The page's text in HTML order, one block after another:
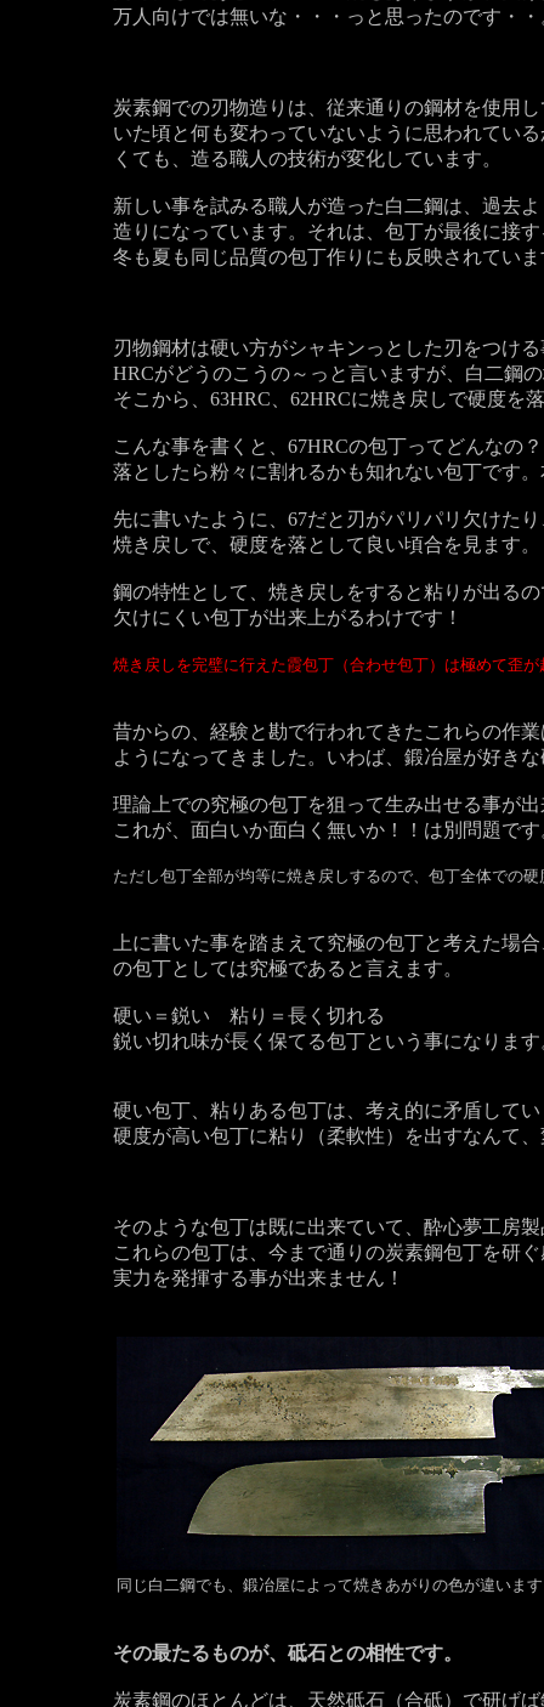
万人向けでは無いな・・・っと思ったのです・
炭素鋼での刃物造りは、従来通りの鋼材を使用
いた頃と何も変わっていないように思われてい
くても、造る職人の技術が変化しています。
新しい事を試みる職人が造った白二鋼は、過去
造りになっています。それは、包丁が最後に接
冬も夏も同じ品質の包丁作りにも反映されてい
刃物鋼材は硬い方がシャキンっとした刃をつけ
HRCがどうのこうの～っと言いますが、白二鋼
そこから、63HRC、62HRCに焼き戻しで硬度を
こんな事を書くと、67HRCの包丁ってどんなの
落としたら粉々に割れるかも知れない包丁です
先に書いたように、67だと刃がパリパリ欠けた
焼き戻しで、硬度を落として良い頃合を見ます。
鋼の特性として、焼き戻しをすると粘りが出る
欠けにくい包丁が出来上がるわけです！
焼き戻しを完璧に行えた霞包丁（合わせ包丁）は極めて歪
昔からの、経験と勘で行われてきたこれらの作
ようになってきました。いわば、鍛冶屋が好き
理論上での究極の包丁を狙って生み出せる事が
これが、面白いか面白く無いか！！は別問題で
ただし包丁全部が均等に焼き戻しするので、包丁全体での
上に書いた事を踏まえて究極の包丁と考えた場
の包丁としては究極であると言えます。
硬い＝鋭い 粘り＝長く切れる
鋭い切れ味が長く保てる包丁という事になります
硬い包丁、粘りある包丁は、考え的に矛盾して
硬度が高い包丁に粘り（柔軟性）を出すなんて
そのような包丁は既に出来ていて、酔心夢工房
これらの包丁は、今まで通りの炭素鋼包丁を研
実力を発揮する事が出来ません！
同じ白二鋼でも、鍛冶屋によって焼きあがりの色が違い
その最たるものが、砥石との相性です。
炭素鋼のほとんどは、天然砥石（合砥）で研げ